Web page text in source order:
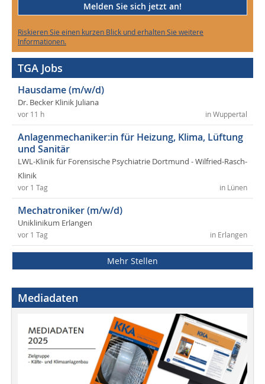
Melden Sie sich jetzt an!
Riskieren Sie einen kurzen Blick und erhalten Sie weitere
Informationen.
TGA Jobs
Hausdame (m/w/d)
Dr. Becker Klinik Juliana
in Wuppertal
vor 11 h
Anlagenmechaniker:in für Heizung, Klima, Lüftung
und Sanitär
LWL-Klinik für Forensische Psychiatrie Dortmund - Wilfried-Rasch-
Klinik
in Lünen
vor 1 Tag
Mechatroniker (m/w/d)
Uniklinikum Erlangen
in Erlangen
vor 1 Tag
Mehr Stellen
Mediadaten